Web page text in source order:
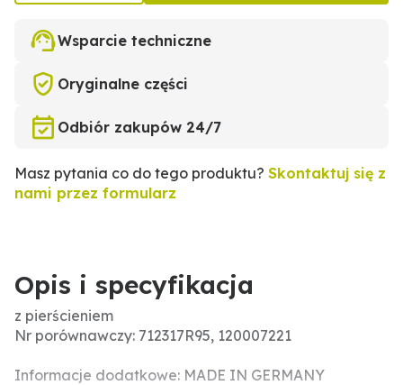
Wsparcie techniczne
Oryginalne części
Odbiór zakupów 24/7
Masz pytania co do tego produktu? Skontaktuj się z
nami przez formularz
Opis i specyfikacja
z pierścieniem
Nr porównawczy: 712317R95, 120007221
Informacje dodatkowe: MADE IN GERMANY